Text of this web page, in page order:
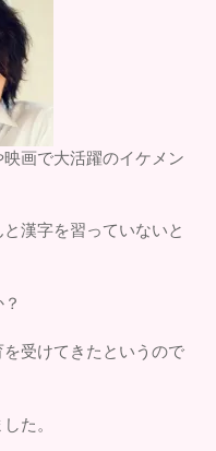
画で大活躍のイケメン
漢字を習っていないと
受けてきたというので
た。